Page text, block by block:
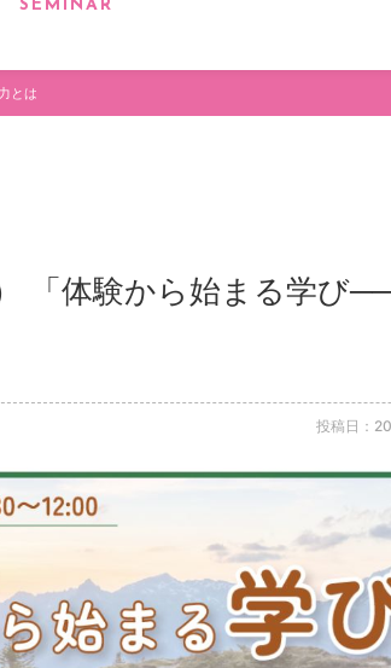
とは
「体験から始まる学び
投稿日：